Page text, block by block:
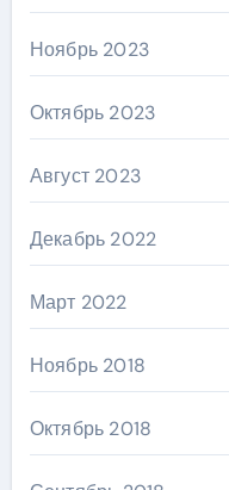
Ноябрь 2023
Октябрь 2023
Август 2023
Декабрь 2022
Март 2022
Ноябрь 2018
Октябрь 2018